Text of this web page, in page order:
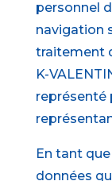
personnel
navigation
traitement
K-
représenté
En tant
données